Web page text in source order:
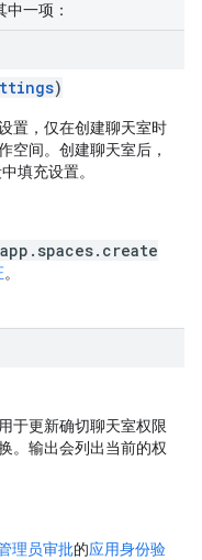
中一项：
)
置，仅在创建聊天室时
空间。创建聊天室后，
填充设置。
。
于更新确切聊天室权限
。输出会列出当前的权
理员审批的应用身份验